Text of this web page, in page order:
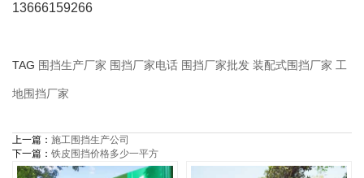
13666159266
TAG 围挡生产厂家 围挡厂家电话 围挡厂家批发 装配式围挡厂家 工
地围挡厂家
上一篇： 施工围挡生产公司
下一篇： 铁皮围挡价格多少一平方